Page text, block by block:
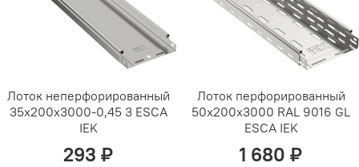
Лоток неперфорированный
35х200х3000-0,45 3 ESCA
IEK
293 ₽
Лоток перфорированный
50х200х3000 RAL 9016 GL
ESCA IEK
1 680 ₽